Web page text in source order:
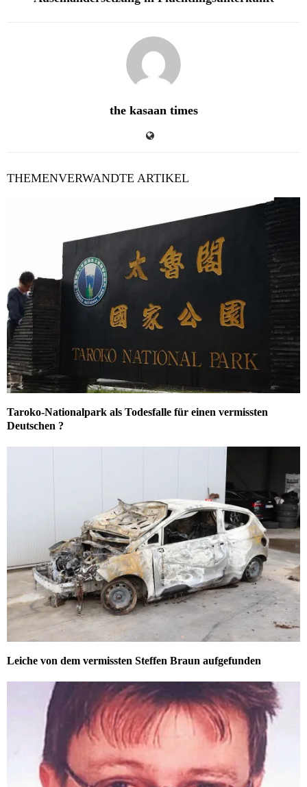
the kasaan times
THEMENVERWANDTE ARTIKEL
Taroko-Nationalpark als Todesfalle für einen vermissten
Deutschen ?
Leiche von dem vermissten Steffen Braun aufgefunden